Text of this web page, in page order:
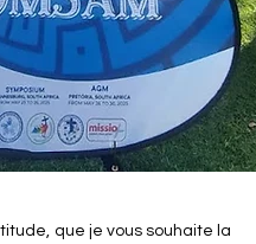
que je vous souhaite la